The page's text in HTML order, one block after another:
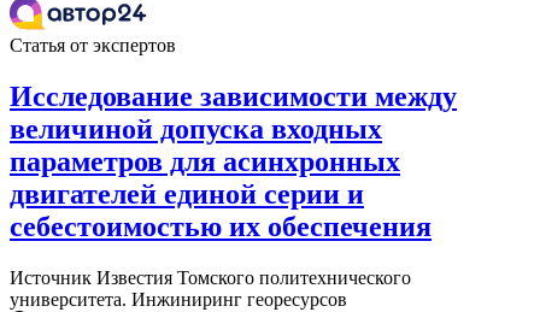
Статья от экспертов
Исследование зависимости между
величиной допуска входных
параметров для асинхронных
двигателей единой серии и
себестоимостью их обеспечения
Источник Известия Томского политехнического
университета. Инжиниринг георесурсов